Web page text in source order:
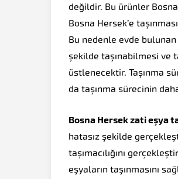
değildir. Bu ürünler
Bosna Hersek’e
Bu nedenle evde
şekilde taşınabilmesi ve
üstlenecektir. Taşınma
da taşınma sürecinin
Bosna Hersek zati eşya
hatasız şekilde
taşımacılığını
eşyaların taşınmasını